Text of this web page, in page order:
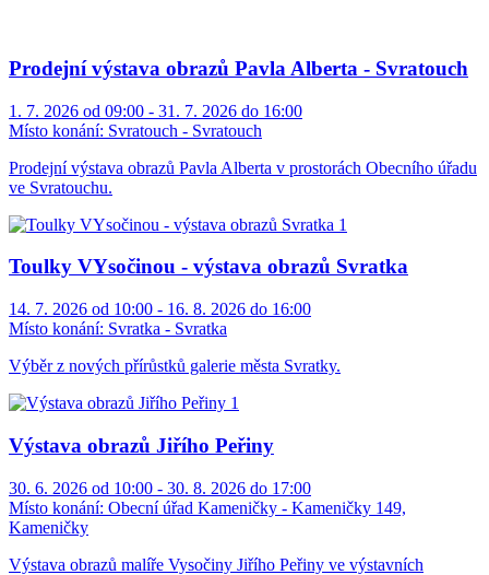
Prodejní výstava obrazů Pavla Alberta - Svratouch
1. 7. 2026 od 09:00 - 31. 7. 2026 do 16:00
Místo konání: Svratouch - Svratouch
Prodejní výstava obrazů Pavla Alberta v prostorách Obecního úřadu
ve Svratouchu.
Toulky VYsočinou - výstava obrazů Svratka
14. 7. 2026 od 10:00 - 16. 8. 2026 do 16:00
Místo konání: Svratka - Svratka
Výběr z nových přírůstků galerie města Svratky.
Výstava obrazů Jiřího Peřiny
30. 6. 2026 od 10:00 - 30. 8. 2026 do 17:00
Místo konání: Obecní úřad Kameničky - Kameničky 149,
Kameničky
Výstava obrazů malíře Vysočiny Jiřího Peřiny ve výstavních